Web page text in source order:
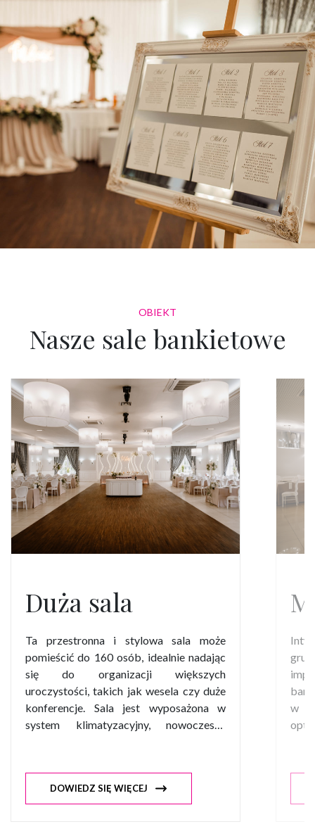
OBIEKT
Nasze sale bankietowe
Duża sala
Ta przestronna i stylowa sala może
pomieścić do 160 osób, idealnie nadając
się do organizacji większych
uroczystości, takich jak wesela czy duże
konferencje. Sala jest wyposażona w
system klimatyzacyjny, nowoczesny
gwarantują doskonałe brzmienie muzyki.
DOWIEDZ SIĘ WIĘCEJ
w